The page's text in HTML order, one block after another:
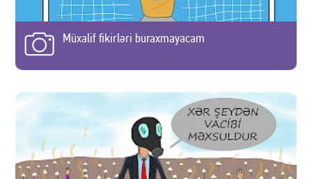
Müxalif fikirləri buraxmayacam